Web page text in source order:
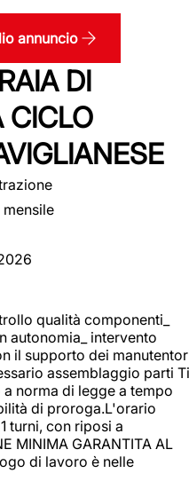
annuncio
DI
CICLO
mensile
qualità componenti_
autonomia_ intervento
il supporto dei
assemblaggio parti Ti
norma di legge a tempo
di proroga.L'orario
turni, con riposi a
MINIMA GARANTITA AL
di lavoro è nelle